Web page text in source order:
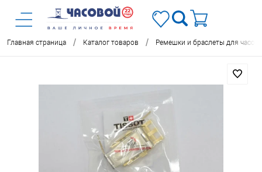
Главная страница / Каталог товаров / Ремешки и браслеты для часов